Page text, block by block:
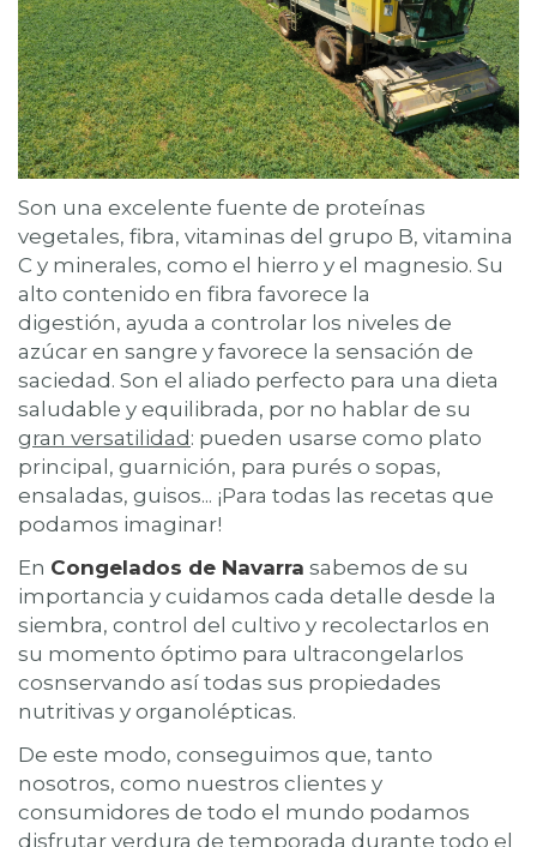
Son una excelente fuente de proteínas
vegetales, fibra, vitaminas del grupo B, vitamina
C y minerales, como el hierro y el magnesio. Su
alto contenido en fibra favorece la
digestión, ayuda a controlar los niveles de
azúcar en sangre y favorece la sensación de
saciedad. Son el aliado perfecto para una dieta
saludable y equilibrada, por no hablar de su
gran versatilidad : pueden usarse como plato
principal, guarnición, para purés o sopas,
ensaladas, guisos... ¡Para todas las recetas que
podamos imaginar!
En Congelados de Navarra sabemos de su
importancia y cuidamos cada detalle desde la
siembra, control del cultivo y recolectarlos en
su momento óptimo para ultracongelarlos
cosnservando así todas sus propiedades
nutritivas y organolépticas.
De este modo, conseguimos que, tanto
nosotros, como nuestros clientes y
consumidores de todo el mundo podamos
disfrutar verdura de temporada durante todo el